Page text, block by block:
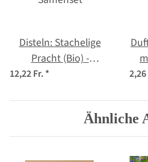
Disteln: Stachelige
Pracht (Bio) -
Samenset
12,22 Fr.*
Ähnliche